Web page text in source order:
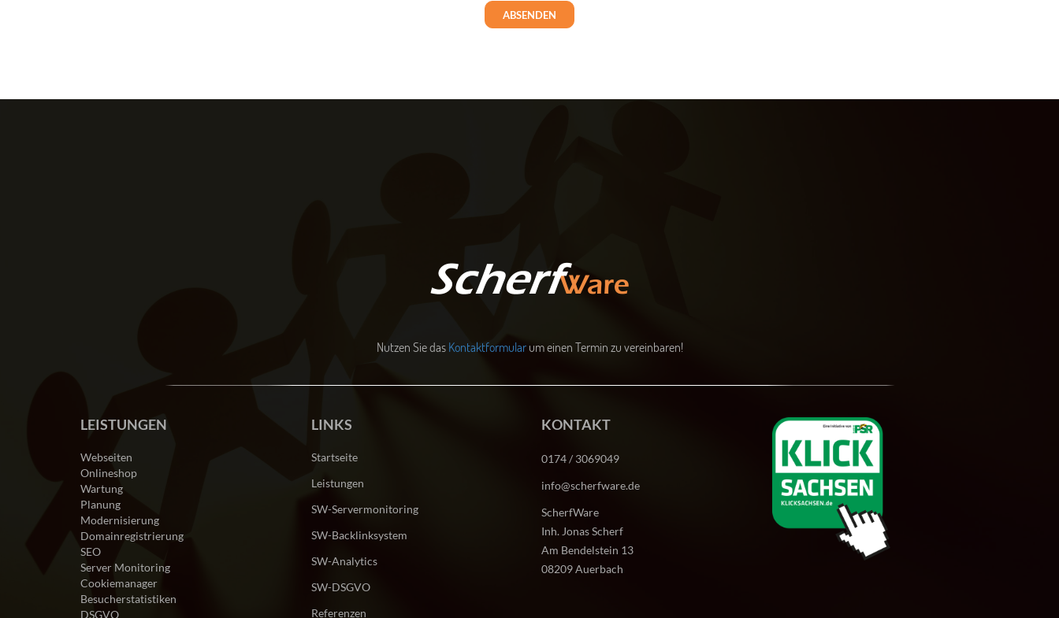
ABSENDEN
Nutzen Sie dasKontaktformularum einen Termin zu vereinbaren!
LEISTUNGEN
Webseiten
Onlineshop
Wartung
Planung
Modernisierung
Domainregistrierung
SEO
Server Monitoring
Cookiemanager
Besucherstatistiken
DSGVO
LINKS
Startseite
Leistungen
SW-Servermonitoring
SW-Backlinksystem
SW-Analytics
SW-DSGVO
Referenzen
KONTAKT
0174 / 3069049
info@scherfware.de
ScherfWare
Inh. Jonas Scherf
Am Bendelstein 13
08209 Auerbach